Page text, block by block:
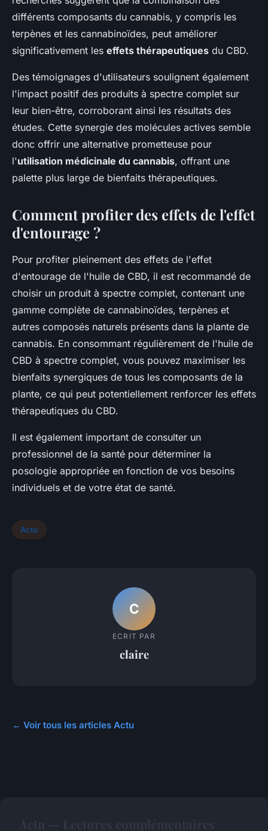
différents composants du cannabis, y compris les
terpènes et les cannabinoïdes, peut améliorer
significativement les effets thérapeutiques du CBD.
Des témoignages d'utilisateurs soulignent également
l'impact positif des produits à spectre complet sur
leur bien-être, corroborant ainsi les résultats des
études. Cette synergie des molécules actives semble
donc offrir une alternative prometteuse pour
l'utilisation médicinale du cannabis, offrant une
palette plus large de bienfaits thérapeutiques.
Comment profiter des effets de l'effet
d'entourage ?
Pour profiter pleinement des effets de l'effet
d'entourage de l'huile de CBD, il est recommandé de
choisir un produit à spectre complet, contenant une
gamme complète de cannabinoïdes, terpènes et
autres composés naturels présents dans la plante de
cannabis. En consommant régulièrement de l'huile de
CBD à spectre complet, vous pouvez maximiser les
bienfaits synergiques de tous les composants de la
plante, ce qui peut potentiellement renforcer les effets
thérapeutiques du CBD.
Il est également important de consulter un
professionnel de la santé pour déterminer la
posologie appropriée en fonction de vos besoins
individuels et de votre état de santé.
Actu
C
ECRIT PAR
claire
← Voir tous les articles Actu